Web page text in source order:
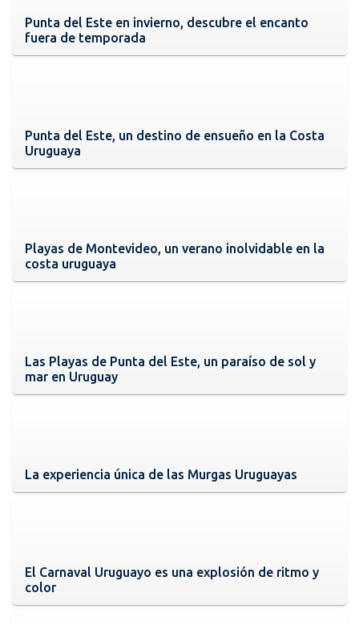
Punta del Este en invierno, descubre el encanto
fuera de temporada
Punta del Este, un destino de ensueño en la Costa
Uruguaya
Playas de Montevideo, un verano inolvidable en la
costa uruguaya
Las Playas de Punta del Este, un paraíso de sol y
mar en Uruguay
La experiencia única de las Murgas Uruguayas
El Carnaval Uruguayo es una explosión de ritmo y
color